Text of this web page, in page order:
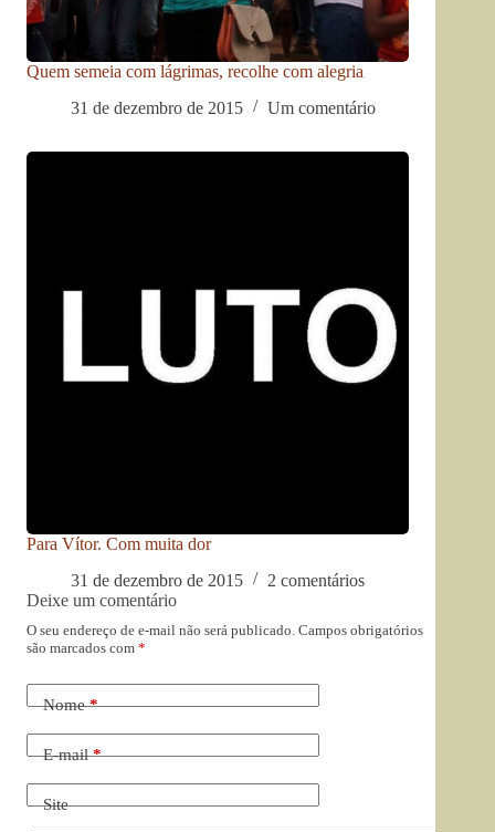
Quem semeia com lágrimas, recolhe com alegria
31 de dezembro de 2015
Um comentário
Para Vítor. Com muita dor
31 de dezembro de 2015
2 comentários
Deixe um comentário
O seu endereço de e-mail não será publicado. Campos obrigatórios
são marcados com *
Nome*
E-mail*
Site